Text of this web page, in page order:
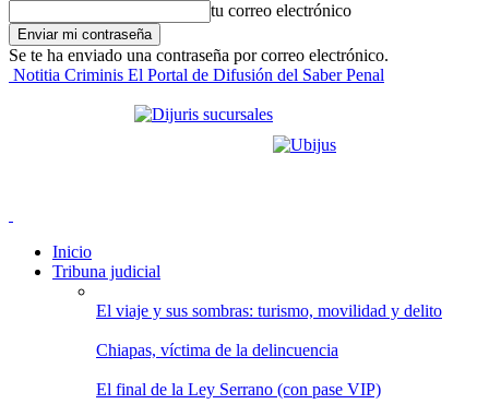
tu correo electrónico
Se te ha enviado una contraseña por correo electrónico.
Notitia Criminis El Portal de Difusión del Saber Penal
Inicio
Tribuna judicial
El viaje y sus sombras: turismo, movilidad y delito
Chiapas, víctima de la delincuencia
El final de la Ley Serrano (con pase VIP)